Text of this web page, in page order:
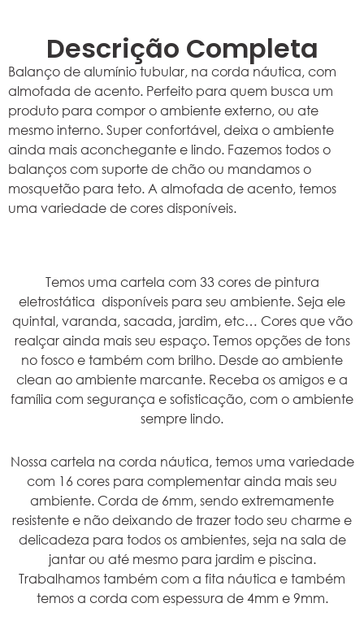
Descrição Completa
Balanço de alumínio tubular, na corda náutica, com
almofada de acento. Perfeito para quem busca um
produto para compor o ambiente externo, ou ate
mesmo interno. Super confortável, deixa o ambiente
ainda mais aconchegante e lindo. Fazemos todos o
balanços com suporte de chão ou mandamos o
mosquetão para teto. A almofada de acento, temos
uma variedade de cores disponíveis.
Temos uma cartela com 33 cores de pintura
eletrostática disponíveis para seu ambiente. Seja ele
quintal, varanda, sacada, jardim, etc… Cores que vão
realçar ainda mais seu espaço. Temos opções de tons
no fosco e também com brilho. Desde ao ambiente
clean ao ambiente marcante. Receba os amigos e a
família com segurança e sofisticação, com o ambiente
sempre lindo.
Nossa cartela na corda náutica, temos uma variedade
com 16 cores para complementar ainda mais seu
ambiente. Corda de 6mm, sendo extremamente
resistente e não deixando de trazer todo seu charme e
delicadeza para todos os ambientes, seja na sala de
jantar ou até mesmo para jardim e piscina.
Trabalhamos também com a fita náutica e também
temos a corda com espessura de 4mm e 9mm.